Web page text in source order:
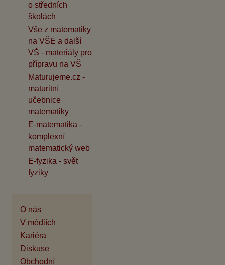
o středních
školách
Vše z matematiky
na VŠE a další
VŠ - materiály pro
přípravu na VŠ
Maturujeme.cz -
maturitní
učebnice
matematiky
E-matematika -
komplexní
matematický web
E-fyzika - svět
fyziky
O nás
V médiích
Kariéra
Diskuse
Obchodní